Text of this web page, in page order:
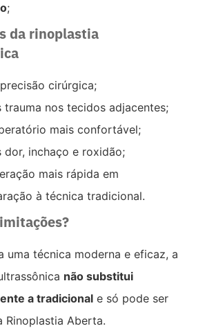
;
da rinoplastia
cirúrgica;
trauma nos tecidos adjacentes;
mais confortável;
dor, inchaço e roxidão;
mais rápida em
à técnica tradicional.
uma técnica moderna e eficaz, a
não substitui
a tradicional e só pode ser
Rinoplastia Aberta.